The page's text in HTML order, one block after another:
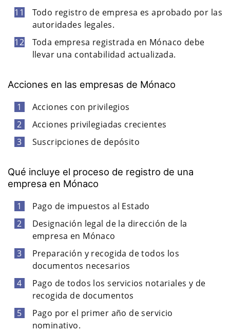
Todo registro de empresa es aprobado por las
autoridades legales.
Toda empresa registrada en Mónaco debe
llevar una contabilidad actualizada.
Acciones en las empresas de Mónaco
Acciones con privilegios
Acciones privilegiadas crecientes
Suscripciones de depósito
Qué incluye el proceso de registro de una
empresa en Mónaco
Pago de impuestos al Estado
Designación legal de la dirección de la
empresa en Mónaco
Preparación y recogida de todos los
documentos necesarios
Pago de todos los servicios notariales y de
recogida de documentos
Pago por el primer año de servicio
nominativo.